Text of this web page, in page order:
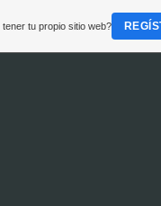
tu propio sitio web?